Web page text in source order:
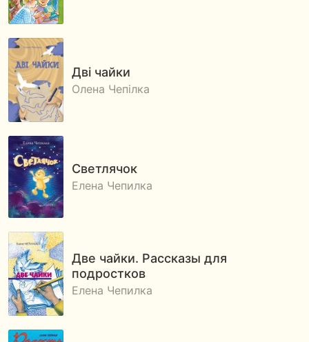
Дві чайки
Олена Чепілка
Светлячок
Елена Чепилка
Две чайки. Рассказы для
подростков
Елена Чепилка